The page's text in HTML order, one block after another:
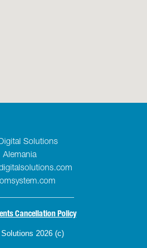
Solutions
Alemania
Cancellation Policy
2026 (c)